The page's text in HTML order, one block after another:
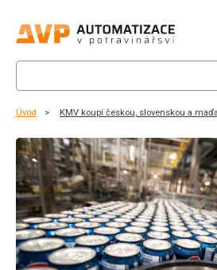
Úvod KMV koupí českou, slovenskou a